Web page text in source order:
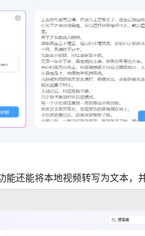
还能将本地视频转写为文本，